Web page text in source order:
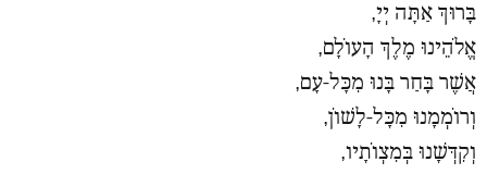
בָּרוּךְ אַתָּה יְיָ,
אֱלֹהֵינוּ מֶלֶךְ הָעוֹלָם,
אֲשֶׁר בָּחַר בָּנוּ מִכָּל-עָם,
וְרוֹמְמָנוּ מִכָּל-לָשׁוֹן,
וְקִדְּשָׁנוּ בְּמִצְוֹתָיו,